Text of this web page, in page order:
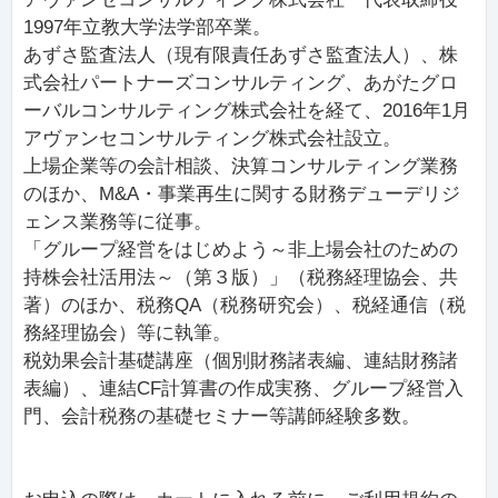
1997年立教大学法学部卒業。
あずさ監査法人（現有限責任あずさ監査法人）、株
式会社パートナーズコンサルティング、あがたグロ
ーバルコンサルティング株式会社を経て、2016年1月
アヴァンセコンサルティング株式会社設立。
上場企業等の会計相談、決算コンサルティング業務
のほか、M&A・事業再生に関する財務デューデリジ
ェンス業務等に従事。
「グループ経営をはじめよう～非上場会社のための
持株会社活用法～（第３版）」（税務経理協会、共
著）のほか、税務QA（税務研究会）、税経通信（税
務経理協会）等に執筆。
税効果会計基礎講座（個別財務諸表編、連結財務諸
表編）、連結CF計算書の作成実務、グループ経営入
門、会計税務の基礎セミナー等講師経験多数。